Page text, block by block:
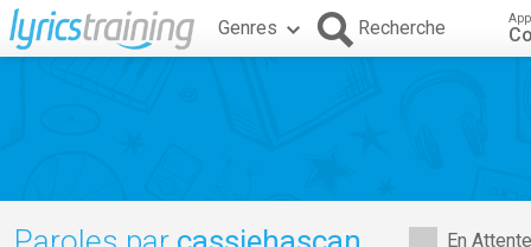
Genres Recherche
En